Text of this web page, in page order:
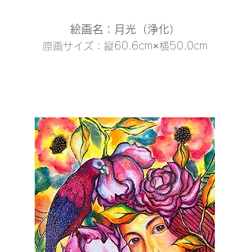
絵画名：月光（浄化）
原画サイズ：縦60.6cm×横50 .0cm